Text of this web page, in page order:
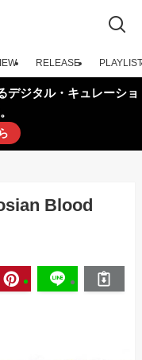
RELEASE PLAYLIST
デジタル・キュレーショ
Blood